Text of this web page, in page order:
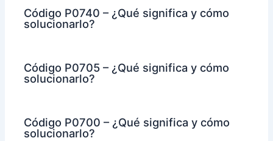
Código P0740 – ¿Qué significa y cómo
solucionarlo?
Código P0705 – ¿Qué significa y cómo
solucionarlo?
Código P0700 – ¿Qué significa y cómo
solucionarlo?